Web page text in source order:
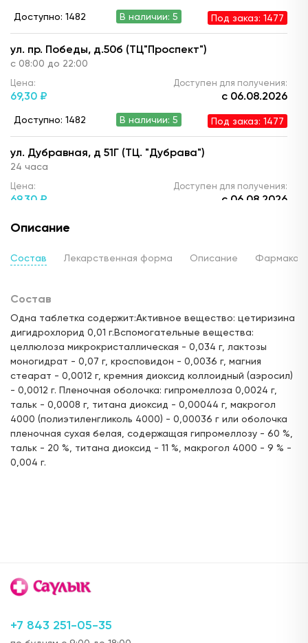
Доступно: 1482 В наличии: 5 Под заказ: 1477
ул. пр. Победы, д.50б (ТЦ"Проспект")
с 08:00 до 22:00
Цена:
69,30 ₽
Доступен для получения:
с 06.08.2026
Доступно: 1482 В наличии: 5 Под заказ: 1477
ул. Дубравная, д 51Г (ТЦ. "Дубрава")
24 часа
Цена:
69,30 ₽
Доступен для получения:
с 06.08.2026
Доступно: 1481
ул. Сажинова 3 (ЖК "Салават Купере")
69,30 ₽
Доступно: 1479
ул. Бутлерова, д.35/15 (напротив Дома учёных)
24 часа
Цена:
88,00 ₽
Доступен для получения:
с 08.08.2026
Под заказ: 1477
пр. Победы, д.90а
с 10.00 до 22:00
Цена:
Описание
Состав Лекарственная форма Описание
Состав
Одна таблетка содержит:Активное вещество: цетиризина
дигидрохлорид 0,01 г.Вспомогательные вещества:
целлюлоза микрокристаллическая - 0,034 г, лактозы
моногидрат - 0,07 г, кросповидон - 0,0036 г, магния
стеарат - 0,0012 г, кремния диоксид коллоидный (аэросил)
- 0,0012 г. Пленочная оболочка: гипромеллоза 0,0024 г,
тальк - 0,0008 г, титана диоксид - 0,00044 г, макрогол
4000 (полиэтиленгликоль 4000) - 0,00036 г или оболочка
пленочная сухая белая, содержащая гипромеллозу - 60 %,
тальк - 20 %, титана диоксид - 11 %, макрогол 4000 - 9 % -
0,004 г.
+7 843 251-05-35